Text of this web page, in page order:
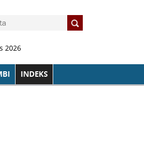
2026
INDEKS